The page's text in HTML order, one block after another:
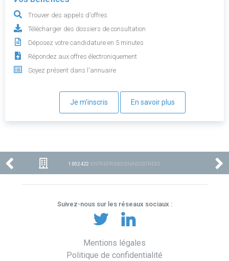
Trouver des appels d'offres
Télécharger des dossiers de consultation
Déposez votre candidature en 5 minutes
Répondez aux offres électroniquement
Soyez présent dans l'annuaire
Je m'inscris En savoir plus
1 002 422 ENTREPRISES ENREGISTRÉES
Suivez-nous sur les réseaux sociaux :
Mentions légales
Politique de confidentialité